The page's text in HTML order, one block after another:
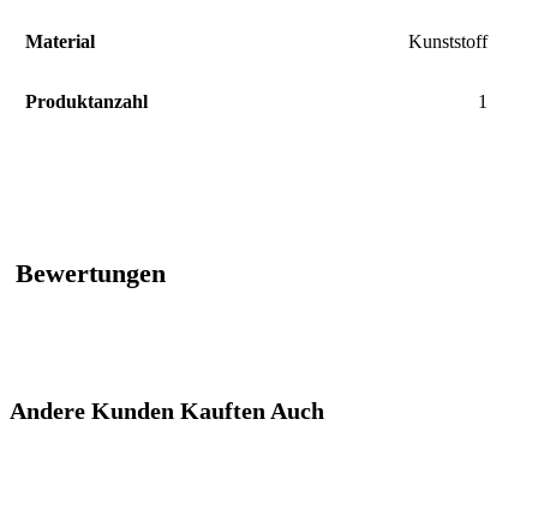
Material ‎Kunststoff
Produktanzahl ‎1
Bewertungen
Andere Kunden Kauften Auch